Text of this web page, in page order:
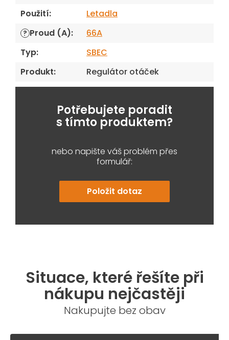
Použití: Letadla
? Proud (A):
66A
Typ:
SBEC
Produkt: Regulátor otáček
Potřebujete poradit
s tímto produktem?
nebo napište váš problém přes
formulář:
Položit dotaz
Situace, které řešíte při
nákupu nejčastěji
Nakupujte bez obav